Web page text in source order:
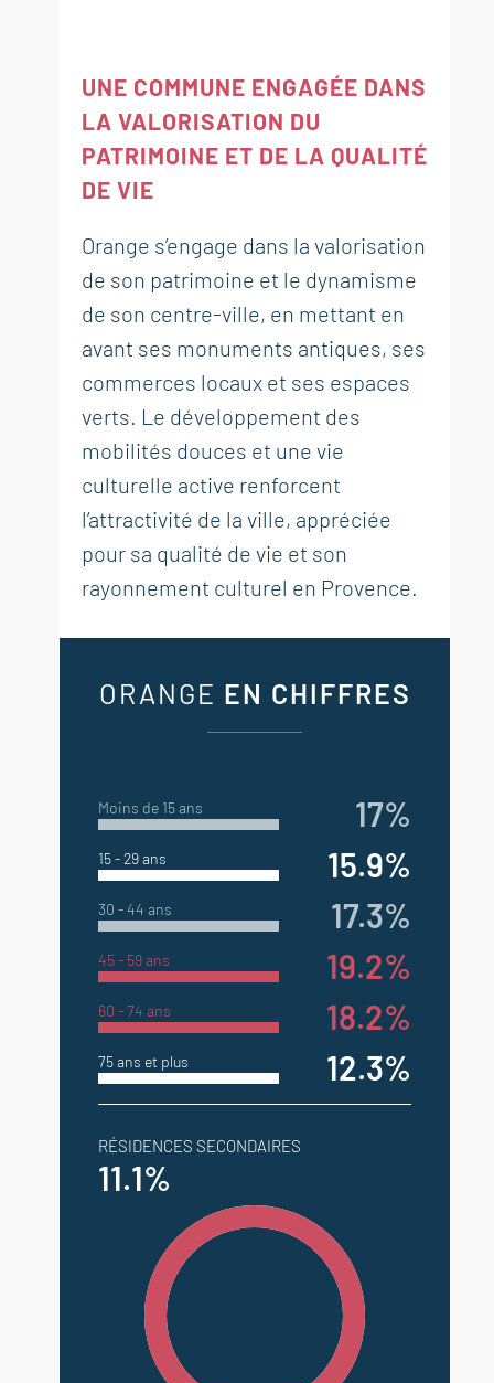
UNE COMMUNE ENGAGÉE DANS
LA VALORISATION DU
PATRIMOINE ET DE LA QUALITÉ
DE VIE
Orange s’engage dans la valorisation
de son patrimoine et le dynamisme
de son centre-ville, en mettant en
avant ses monuments antiques, ses
commerces locaux et ses espaces
verts. Le développement des
mobilités douces et une vie
culturelle active renforcent
l’attractivité de la ville, appréciée
pour sa qualité de vie et son
rayonnement culturel en Provence.
ORANGE EN CHIFFRES
Moins de 15 ans 17%
15 - 29 ans 15.9%
30 - 44 ans 17.3%
45 - 59 ans 19.2%
60 - 74 ans 18.2%
75 ans et plus 12.3%
RÉSIDENCES SECONDAIRES
11.1%